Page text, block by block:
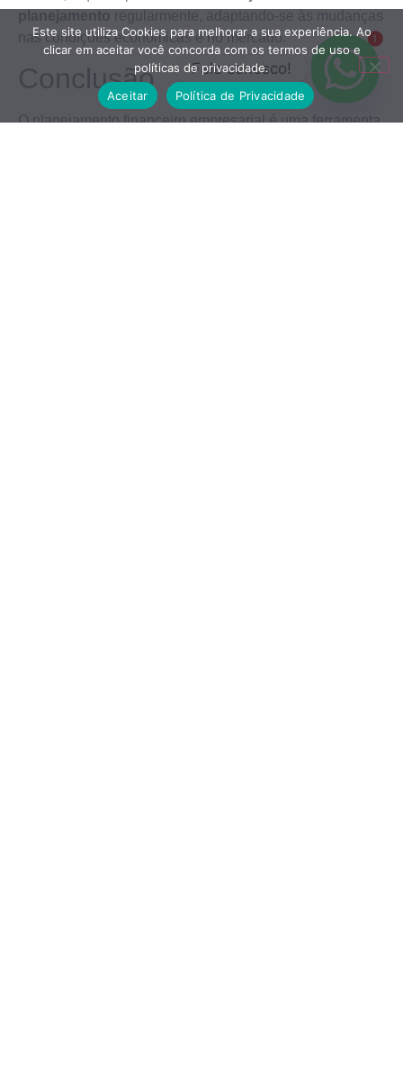
nas condições econômicas e no mercado.
Conclusão
O planejamento financeiro empresarial é uma ferramenta
Este site utiliza Cookies para melhorar a sua experiência. Ao
clicar em aceitar você concorda com os termos de uso e
políticas de privacidade.
Aceitar
Política de Privacidade
1
Fale conosco!